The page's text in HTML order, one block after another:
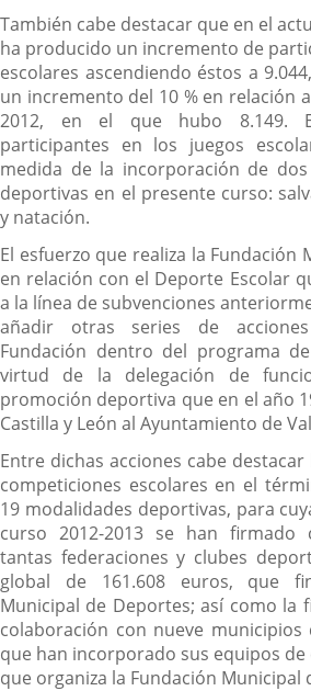
También cabe destacar que en el
ha producido un incremento de
escolares ascendiendo éstos a
un incremento del 10 % en relación
2012, en el que hubo 8.149.
participantes en los juegos
medida de la incorporación de
deportivas en el presente curso:
y natación.
El esfuerzo que realiza la Fundación
en relación con el Deporte Escolar
a la línea de subvenciones
añadir otras series de
Fundación dentro del programa
virtud de la delegación de
promoción deportiva que en el año
Castilla y León al Ayuntamiento de
Entre dichas acciones cabe
competiciones escolares en el
19 modalidades deportivas, para
curso 2012-2013 se han firmado
tantas federaciones y clubes
global de 161.608 euros, que
Municipal de Deportes; así como la
colaboración con nueve municipios
que han incorporado sus equipos de
que organiza la Fundación Municipal